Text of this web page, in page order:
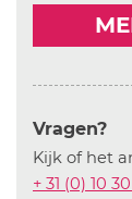
Vragen?
Kijk of het
+ 31 (0) 10